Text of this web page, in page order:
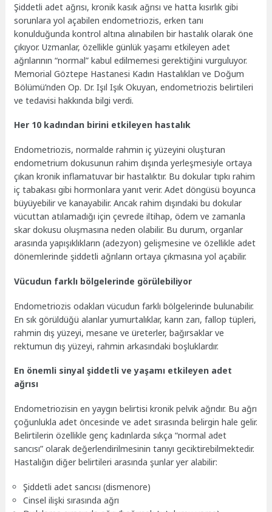
Şiddetli adet ağrısı, kronik kasık ağrısı ve hatta kısırlık gibi
sorunlara yol açabilen endometriozis, erken tanı
konulduğunda kontrol altına alınabilen bir hastalık olarak öne
çıkıyor. Uzmanlar, özellikle günlük yaşamı etkileyen adet
ağrılarının “normal” kabul edilmemesi gerektiğini vurguluyor.
Memorial Göztepe Hastanesi Kadın Hastalıkları ve Doğum
Bölümü’nden Op. Dr. Işıl Işık Okuyan, endometriozis belirtileri
ve tedavisi hakkında bilgi verdi.
Her 10 kadından birini etkileyen hastalık
Endometriozis, normalde rahmin iç yüzeyini oluşturan
endometrium dokusunun rahim dışında yerleşmesiyle ortaya
çıkan kronik inflamatuvar bir hastalıktır. Bu dokular tıpkı rahim
iç tabakası gibi hormonlara yanıt verir. Adet döngüsü boyunca
büyüyebilir ve kanayabilir. Ancak rahim dışındaki bu dokular
vücuttan atılamadığı için çevrede iltihap, ödem ve zamanla
skar dokusu oluşmasına neden olabilir. Bu durum, organlar
arasında yapışıklıkların (adezyon) gelişmesine ve özellikle adet
dönemlerinde şiddetli ağrıların ortaya çıkmasına yol açabilir.
Vücudun farklı bölgelerinde görülebiliyor
Endometriozis odakları vücudun farklı bölgelerinde bulunabilir.
En sık görüldüğü alanlar yumurtalıklar, karın zarı, fallop tüpleri,
rahmin dış yüzeyi, mesane ve üreterler, bağırsaklar ve
rektumun dış yüzeyi, rahmin arkasındaki boşluklardır.
En önemli sinyal şiddetli ve yaşamı etkileyen adet
ağrısı
Endometriozisin en yaygın belirtisi kronik pelvik ağrıdır. Bu ağrı
çoğunlukla adet öncesinde ve adet sırasında belirgin hale gelir.
Belirtilerin özellikle genç kadınlarda sıkça “normal adet
sancısı” olarak değerlendirilmesinin tanıyı geciktirebilmektedir.
Hastalığın diğer belirtileri arasında şunlar yer alabilir:
Şiddetli adet sancısı (dismenore)
Cinsel ilişki sırasında ağrı